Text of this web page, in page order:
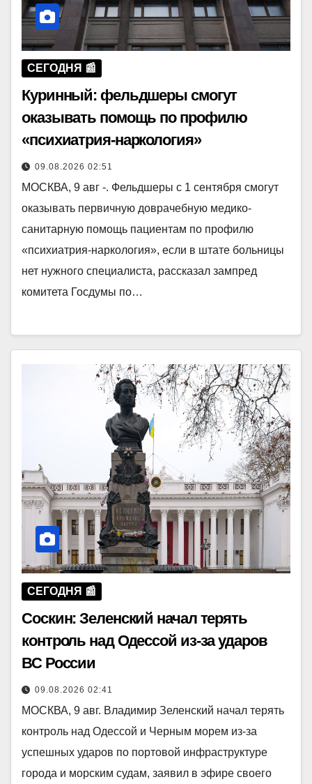
СЕГОДНЯ 📰
Куринный: фельдшеры смогут
оказывать помощь по профилю
«психиатрия-наркология»
09.08.2026 02:51
МОСКВА, 9 авг -. Фельдшеры с 1 сентября смогут
оказывать первичную доврачебную медико-
санитарную помощь пациентам по профилю
«психиатрия-наркология», если в штате больницы
нет нужного специалиста, рассказал зампред
комитета Госдумы по…
СЕГОДНЯ 📰
Соскин: Зеленский начал терять
контроль над Одессой из-за ударов
ВС России
09.08.2026 02:41
МОСКВА, 9 авг. Владимир Зеленский начал терять
контроль над Одессой и Черным морем из-за
успешных ударов по портовой инфраструктуре
города и морским судам, заявил в эфире своего